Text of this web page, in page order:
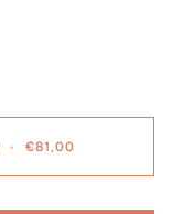
• €81,00